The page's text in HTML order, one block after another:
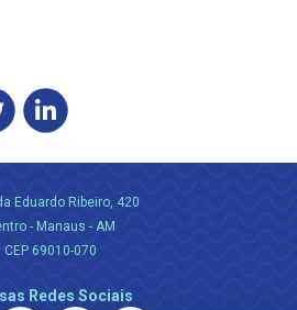
Eduardo Ribeiro, 420
- Manaus - AM
CEP 69010-070
Redes Sociais